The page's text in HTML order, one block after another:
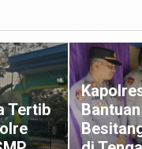
Tertib